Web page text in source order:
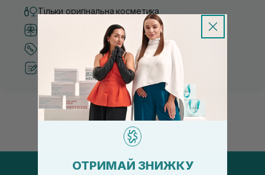
Тільки оригінальна косметика
Система бонусів та лояльності
Кращі ціни та топ товари
Рекомендації від косметологів
ОТРИМАЙ ЗНИЖКУ